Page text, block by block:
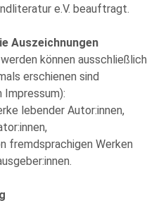
e.V. beauftragt.
Auszeichnungen
können ausschließlich
erschienen sind
Impressum):
lebender Autor:innen,
fremdsprachigen Werken